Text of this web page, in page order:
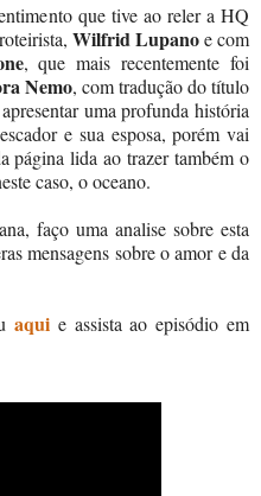
que tive ao reler a HQ
Wilfrid Lupanoe com
, que mais recentemente foi
Nemo, com tradução do título
uma profunda história
e sua esposa, porém vai
página lida ao trazer também o
caso, o oceano.
faço uma analise sobre esta
mensagens sobre o amor e da
aquie assista ao episódio em